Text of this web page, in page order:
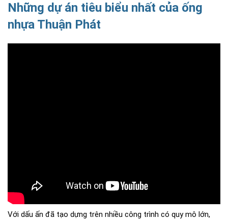
Những dự án tiêu biểu nhất của ống
nhựa Thuận Phát
Với dấu ấn đã tạo dựng trên nhiều công trình có quy mô lớn,